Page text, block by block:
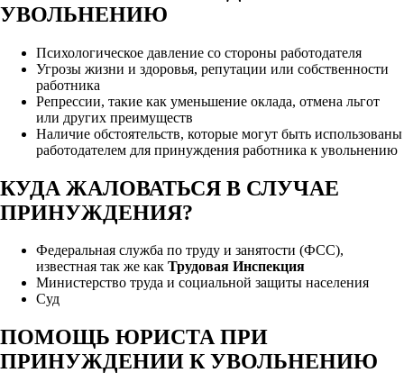
УВОЛЬНЕНИЮ
Психологическое давление со стороны работодателя
Угрозы жизни и здоровья, репутации или собственности
работника
Репрессии, такие как уменьшение оклада, отмена льгот
или других преимуществ
Наличие обстоятельств, которые могут быть использованы
работодателем для принуждения работника к увольнению
КУДА ЖАЛОВАТЬСЯ В СЛУЧАЕ
ПРИНУЖДЕНИЯ?
Федеральная служба по труду и занятости (ФСС),
известная так же как Трудовая Инспекция
Министерство труда и социальной защиты населения
Суд
ПОМОЩЬ ЮРИСТА ПРИ
ПРИНУЖДЕНИИ К УВОЛЬНЕНИЮ